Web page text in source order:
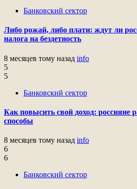
Банковский сектор
Либо рожай, либо плати: ждут ли
налога на бездетность
8 месяцев тому назад info
5
5
Банковский сектор
Как повысить свой доход: россияне
способы
8 месяцев тому назад info
6
6
Банковский сектор